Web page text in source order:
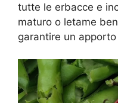
tutte le erbacce e
maturo o letame
garantire un